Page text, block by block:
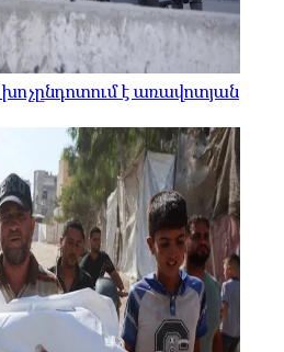
է առավոտյան